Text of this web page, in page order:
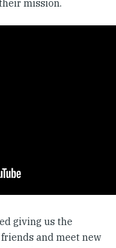
mission.
giving us the
and meet new